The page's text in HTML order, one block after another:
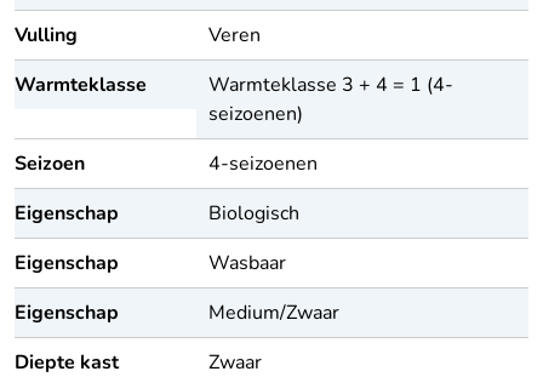
Vulling
Veren
Warmteklasse
Warmteklasse 3 + 4 = 1 (4-
seizoenen)
Seizoen
4-seizoenen
Eigenschap
Biologisch
Eigenschap
Wasbaar
Eigenschap
Medium/Zwaar
Diepte kast
Zwaar